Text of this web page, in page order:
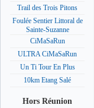
Trail des Trois Pitons
Foulée Sentier Littoral de
Sainte-Suzanne
CiMaSaRun
ULTRA CiMaSaRun
Un Ti Tour En Plus
10km Etang Salé
Hors Réunion